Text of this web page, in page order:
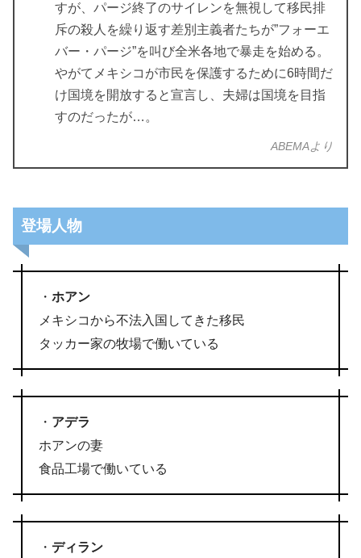
すが、パージ終了のサイレンを無視して移民排
斥の殺人を繰り返す差別主義者たちが”フォーエ
バー・パージ”を叫び全米各地で暴走を始める。
やがてメキシコが市民を保護するために6時間だ
け国境を開放すると宣言し、夫婦は国境を目指
すのだったが…。
ABEMAより
登場人物
・ ホアン
メキシコから不法入国してきた移民
タッカー家の牧場で働いている
・ アデラ
ホアンの妻
食品工場で働いている
・ ディラン